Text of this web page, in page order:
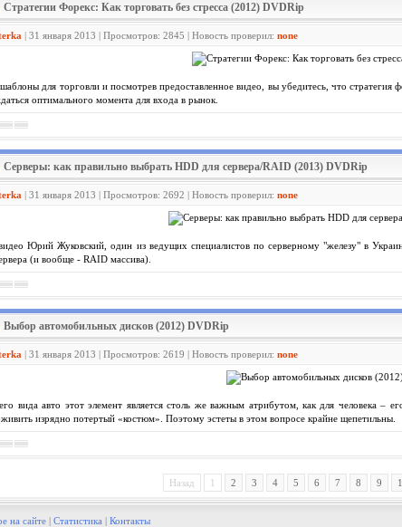
Стратегии Форекс: Как торговать без стресса (2012) DVDRip
| 31 января 2013 | Просмотров: 2845 | Новость проверил: none
для торговли и посмотрев предоставленное видео, вы убедитесь, что
оптимального момента для входа в рынок.
Серверы: как правильно выбрать HDD для сервера/RAID (2013) DVDRip
| 31 января 2013 | Просмотров: 2692 | Новость проверил: none
Юрий Жуковский, один из ведущих специалистов по серверному "железу" в
(и вообще - RAID массива).
Выбор автомобильных дисков (2012) DVDRip
| 31 января 2013 | Просмотров: 2619 | Новость проверил: none
вида авто этот элемент является столь же важным атрибутом, как для человека –
изрядно потертый «костюм». Поэтому эстеты в этом вопросе крайне щепетильны.
Назад 1 2 3 4 5 6 7 8 9
на сайте | Статистика | Контакты